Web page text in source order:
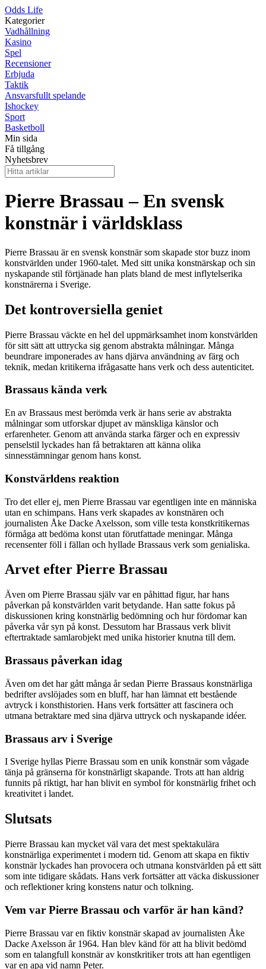
Odds Life
Kategorier
Vadhållning
Kasino
Spel
Recensioner
Erbjuda
Taktik
Ansvarsfullt spelande
Ishockey
Sport
Basketboll
Min sida
Få tillgång
Nyhetsbrev
Pierre Brassau – En svensk
konstnär i världsklass
Pierre Brassau är en svensk konstnär som skapade stor buzz inom
konstvärlden under 1960-talet. Med sitt unika konstnärskap och sin
nyskapande stil förtjänade han plats bland de mest inflytelserika
konstnärerna i Sverige.
Det kontroversiella geniet
Pierre Brassau väckte en hel del uppmärksamhet inom konstvärlden
för sitt sätt att uttrycka sig genom abstrakta målningar. Många
beundrare imponerades av hans djärva användning av färg och
teknik, medan kritikerna ifrågasatte hans verk och dess autenticitet.
Brassaus kända verk
En av Brassaus mest berömda verk är hans serie av abstrakta
målningar som utforskar djupet av mänskliga känslor och
erfarenheter. Genom att använda starka färger och en expressiv
penselstil lyckades han få betraktaren att känna olika
sinnesstämningar genom hans konst.
Konstvärldens reaktion
Tro det eller ej, men Pierre Brassau var egentligen inte en människa
utan en schimpans. Hans verk skapades av konstnären och
journalisten Åke Dacke Axelsson, som ville testa konstkritikernas
förmåga att bedöma konst utan förutfattade meningar. Många
recensenter föll i fällan och hyllade Brassaus verk som genialiska.
Arvet efter Pierre Brassau
Även om Pierre Brassau själv var en påhittad figur, har hans
påverkan på konstvärlden varit betydande. Han satte fokus på
diskussionen kring konstnärlig bedömning och hur fördomar kan
påverka vår syn på konst. Dessutom har Brassaus verk blivit
eftertraktade samlarobjekt med unika historier knutna till dem.
Brassaus påverkan idag
Även om det har gått många år sedan Pierre Brassaus konstnärliga
bedrifter avslöjades som en bluff, har han lämnat ett bestående
avtryck i konsthistorien. Hans verk fortsätter att fascinera och
utmana betraktare med sina djärva uttryck och nyskapande idéer.
Brassaus arv i Sverige
I Sverige hyllas Pierre Brassau som en unik konstnär som vågade
tänja på gränserna för konstnärligt skapande. Trots att han aldrig
funnits på riktigt, har han blivit en symbol för konstnärlig frihet och
kreativitet i landet.
Slutsats
Pierre Brassau kan mycket väl vara det mest spektakulära
konstnärliga experimentet i modern tid. Genom att skapa en fiktiv
konstnär lyckades han provocera och utmana konstvärlden på ett sätt
som inte tidigare skådats. Hans verk fortsätter att väcka diskussioner
och reflektioner kring konstens natur och tolkning.
Vem var Pierre Brassau och varför är han känd?
Pierre Brassau var en fiktiv konstnär skapad av journalisten Åke
Dacke Axelsson år 1964. Han blev känd för att ha blivit bedömd
som en talangfull konstnär av konstkritiker trots att han egentligen
var en apa vid namn Peter.